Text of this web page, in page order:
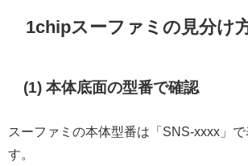
1chipスーファミの見分け
(1) 本体底面の型番で確認
スーファミの本体型番は「SNS-xxxx」で
す。